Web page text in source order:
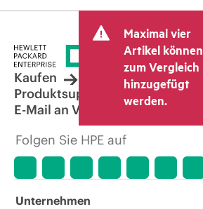
Maximal vier
Artikel können
zum Vergleich
hinzugefügt
werden.
Kaufen
Produktsupport
E-Mail an Vertrieb
Folgen Sie HPE auf
Unternehmen